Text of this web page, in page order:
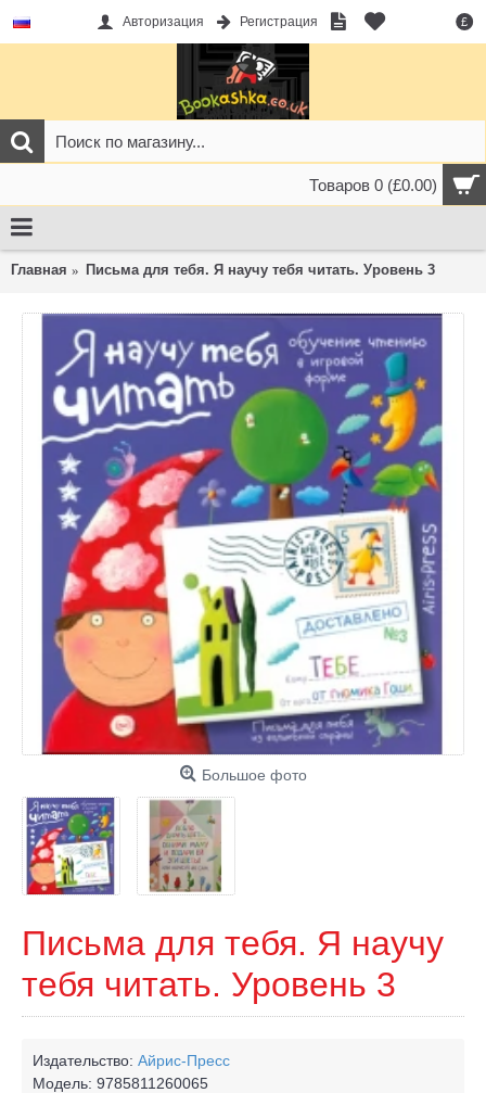
£
Авторизация Регистрация
Товаров 0 (£0.00)
Главная Письма для тебя. Я научу тебя читать. Уровень 3
Большое фото
Письма для тебя. Я научу
тебя читать. Уровень 3
Издательство: Айрис-Пресс
Модель: 9785811260065